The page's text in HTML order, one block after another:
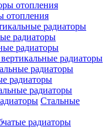
отопления
радиаторы
радиаторы
радиаторы
радиаторы
радиаторы
радиаторы
радиаторы
Стальные
радиаторы